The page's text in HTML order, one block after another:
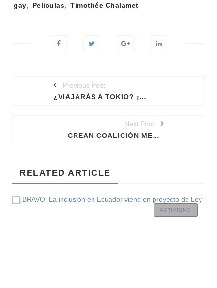
gay Peliculas Timothée Chalamet
Previous Post
¿VIAJARÁS A TOKIO? ¡TE DECIMOS LOS LUGARES GAYFRIENDLY QUE DEBES VISITAR!
Next Post
CREAN COALICIÓN MEXICANA LGBTI+ ANTE LAS ELECCIONES 2018
RELATED ARTICLE
ACTIVISMO
ACTUALIDAD
LA SOMBRA DE LA
DISCRIMINACIÓN: EL ARRESTO
LA VOZ DE LA
MELIBEA